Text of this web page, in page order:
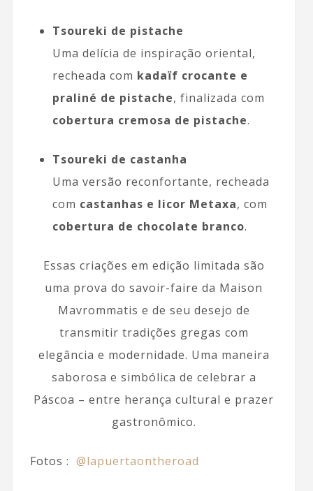
Tsoureki de pistache
Uma delícia de inspiração oriental,
recheada com kadaïf crocante e
praliné de pistache, finalizada com
cobertura cremosa de pistache.
Tsoureki de castanha
Uma versão reconfortante, recheada
com castanhas e licor Metaxa, com
cobertura de chocolate branco.
Essas criações em edição limitada são
uma prova do savoir-faire da Maison
Mavrommatis e de seu desejo de
transmitir tradições gregas com
elegância e modernidade. Uma maneira
saborosa e simbólica de celebrar a
Páscoa – entre herança cultural e prazer
gastronômico.
Fotos : @lapuertaontheroad